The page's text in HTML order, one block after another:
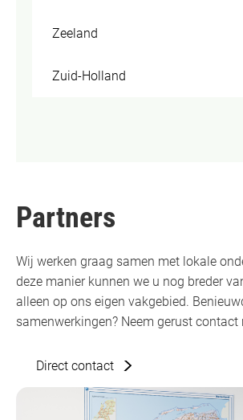
Zeeland
Zuid-Holland
Partners
Wij werken graag samen met lokale
deze manier kunnen we u nog breder
alleen op ons eigen vakgebied.
samenwerkingen? Neem gerust contact
Direct contact